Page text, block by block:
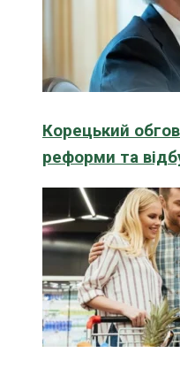
Корецький
реформи та